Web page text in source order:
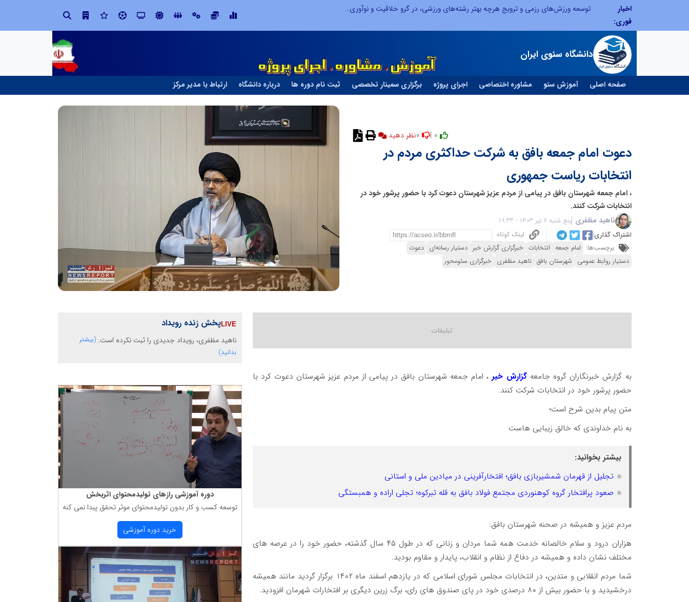
اخبار
فوری:
توسعه ورزش‌های رزمی و ترویج هرچه بهتر رشته‌های ورزشی، در گرو خلاقیت و نوآوری است نوآوری و یادگیری دیجیتال؛
دانشگاه سئوی ایران
صفحه اصلی آموزش سئو مشاوره اختصاصی اجرای پروژه برگزاری سمینار تخصصی ثبت نام دوره ها درباره دانشگاه ارتباط با مدیر مرکز
دعوت امام جمعه بافق به شرکت حداکثری مردم در
انتخابات ریاست جمهوری
، امام جمعه شهرستان بافق در پیامی از مردم عزیز شهرستان دعوت کرد با حضور پرشور خود در
انتخابات شرکت کنند.
ناهید مظفری پنج شنبه 7 تیر 1403 - 19:33
اشتراک گذاری:
لینک کوتاه
برچسب‌ها: امام جمعه انتخابات خبرگزاری گزارش خبر دستیار رسانه‌ای دعوت
دستیار روابط عمومی شهرستان بافق ناهید مظفری خبرگزاری سئومحور
به گزارش خبرنگاران گروه جامعهگزارش خبر، امام جمعه شهرستان بافق در پیامی از مردم عزیز شهرستان دعوت کرد با
حضور پرشور خود در انتخابات شرکت کنند.
متن پیام بدین شرح است؛
به نام خداوندی که خالق زیبایی هاست
بیشتر بخوانید:
تجلیل از قهرمان شمشیربازی بافق؛ افتخارآفرینی در میادین ملی و استانی
صعود پرافتخار گروه کوهنوردی مجتمع فولاد بافق به قله تبرکوه؛ تجلی اراده و همبستگی
مردم عزیز و همیشه در صحنه شهرستان بافق:
هزاران درود و سلام خالصانه خدمت همه شما مردان و زنانی که در طول ۴۵ سال گذشته، حضور خود را در عرصه های
مختلف نشان داده و همیشه در دفاع از نظام و انقلاب، پایدار و مقاوم بودید.
شما مردم انقلابی و متدین، در انتخابات مجلس شورای اسلامی که در یازدهم اسفند ماه ۱۴۰۲ برگزار گردید مانند همیشه
درخشیدید و با حضور بیش از ۸۰ درصدی خود در پای صندوق های رای، برگ زرین دیگری بر افتخارات شهرمان افزودید.
پخش زنده رویداد
ناهید مظفری، رویداد جدیدی را ثبت نکرده است. (بیشتر
بدانید)
دوره آموزشی رازهای تولیدمحتوای اثربخش
توسعه كسب و كار بدون تولیدمحتوای موثر تحقق پبدا نمی كنه
خرید دوره آموزشی